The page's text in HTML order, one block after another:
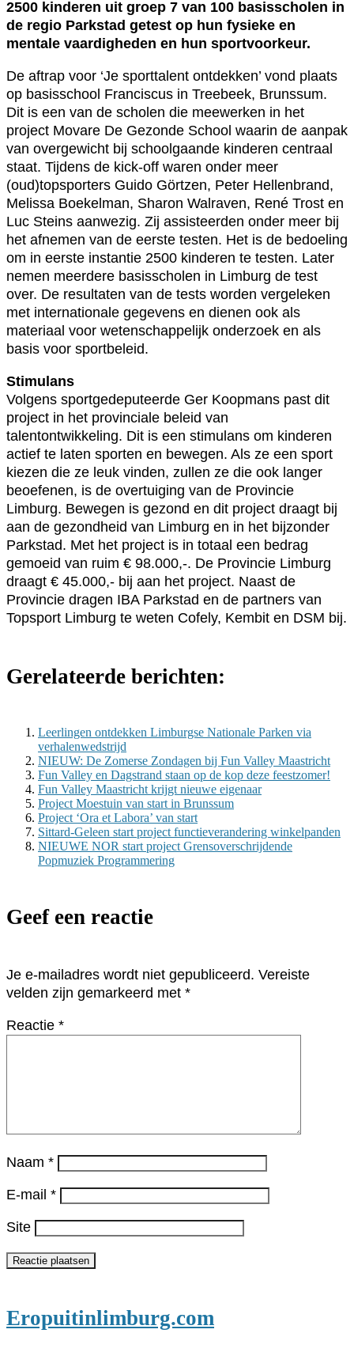
2500 kinderen uit groep 7 van 100 basisscholen in
de regio Parkstad getest op hun fysieke en
mentale vaardigheden en hun sportvoorkeur.
De aftrap voor ‘Je sporttalent ontdekken’ vond plaats
op basisschool Franciscus in Treebeek, Brunssum.
Dit is een van de scholen die meewerken in het
project Movare De Gezonde School waarin de aanpak
van overgewicht bij schoolgaande kinderen centraal
staat. Tijdens de kick-off waren onder meer
(oud)topsporters Guido Görtzen, Peter Hellenbrand,
Melissa Boekelman, Sharon Walraven, René Trost en
Luc Steins aanwezig. Zij assisteerden onder meer bij
het afnemen van de eerste testen. Het is de bedoeling
om in eerste instantie 2500 kinderen te testen. Later
nemen meerdere basisscholen in Limburg de test
over. De resultaten van de tests worden vergeleken
met internationale gegevens en dienen ook als
materiaal voor wetenschappelijk onderzoek en als
basis voor sportbeleid.
Stimulans
Volgens sportgedeputeerde Ger Koopmans past dit
project in het provinciale beleid van
talentontwikkeling. Dit is een stimulans om kinderen
actief te laten sporten en bewegen. Als ze een sport
kiezen die ze leuk vinden, zullen ze die ook langer
beoefenen, is de overtuiging van de Provincie
Limburg. Bewegen is gezond en dit project draagt bij
aan de gezondheid van Limburg en in het bijzonder
Parkstad. Met het project is in totaal een bedrag
gemoeid van ruim € 98.000,-. De Provincie Limburg
draagt € 45.000,- bij aan het project. Naast de
Provincie dragen IBA Parkstad en de partners van
Topsport Limburg te weten Cofely, Kembit en DSM bij.
Gerelateerde berichten:
Leerlingen ontdekken Limburgse Nationale Parken via
verhalenwedstrijd
NIEUW: De Zomerse Zondagen bij Fun Valley Maastricht
Fun Valley en Dagstrand staan op de kop deze feestzomer!
Fun Valley Maastricht krijgt nieuwe eigenaar
Project Moestuin van start in Brunssum
Project ‘Ora et Labora’ van start
Sittard-Geleen start project functieverandering winkelpanden
NIEUWE NOR start project Grensoverschrijdende
Popmuziek Programmering
Geef een reactie
Je e-mailadres wordt niet gepubliceerd. Vereiste
velden zijn gemarkeerd met *
Reactie *
Naam *
E-mail *
Site
Eropuitinlimburg.com